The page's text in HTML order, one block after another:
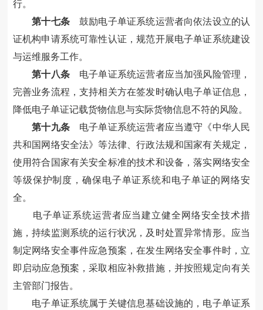
行。
第十七条鼓励电子单证系统运营者向依法设立的认
证机构申请系统可靠性认证，规范开展电子单证系统建设
与运维服务工作。
第十八条电子单证系统运营者应当加强风险管理，
完善业务流程，支持相关方在签发时确认电子单证信息，
降低电子单证记载货物信息与实际货物信息不符的风险。
第十九条电子单证系统运营者应当遵守《中华人民
共和国网络安全法》等法律、行政法规和国家有关规定，
使用符合国家有关安全标准的技术和设备，落实网络安全
等级保护制度，确保电子单证系统和电子单证的网络安
全。
电子单证系统运营者应当建立健全网络安全技术措
施，持续监测系统的运行状况，及时处置异常情形。应当
制定网络安全事件应急预案，在发生网络安全事件时，立
即启动应急预案，采取相应补救措施，并按照规定向有关
主管部门报告。
电子单证系统属于关键信息基础设施的，电子单证系